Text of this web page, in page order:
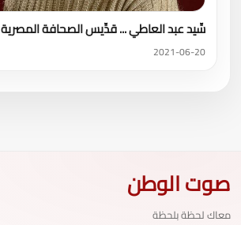
سِّيد عبد العاطي ... قدِّيس الصحافة المصرية
2021-06-20
صوت الوطن
معاك لحظة بلحظة